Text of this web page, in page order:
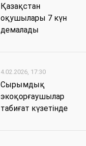
Қазақстан
оқушылары 7 күн
демалады
4.02.2026, 17:30
Сырымдық
экоқорғаушылар
табиғат күзетінде